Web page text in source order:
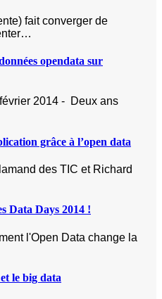
fait converger de
opendata sur
2014 - Deux ans
grâce à l’open data
des TIC et Richard
Data Days 2014 !
l'Open Data change la
le big data